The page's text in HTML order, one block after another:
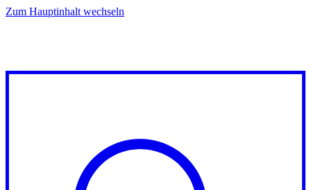
Zum Hauptinhalt wechseln